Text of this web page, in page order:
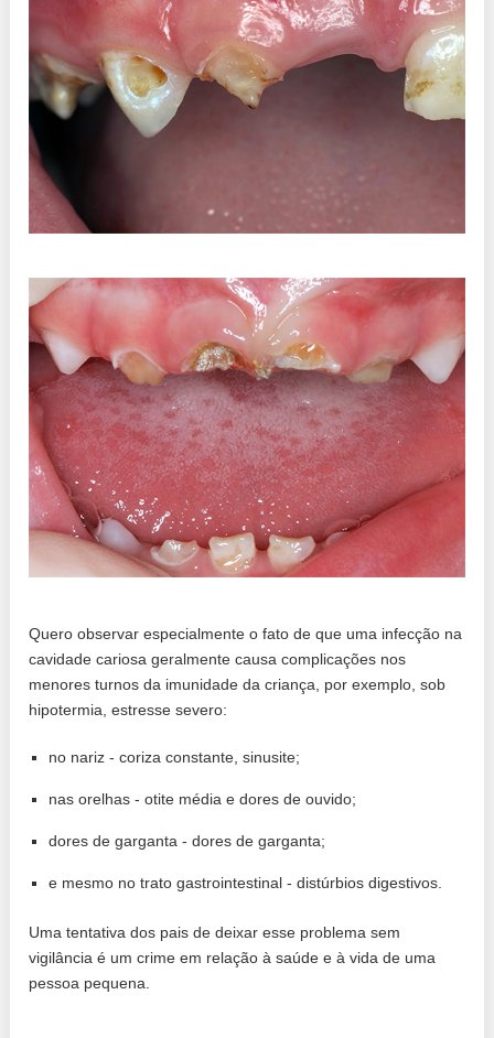
Quero observar especialmente o fato de que uma infecção na
cavidade cariosa geralmente causa complicações nos
menores turnos da imunidade da criança, por exemplo, sob
hipotermia, estresse severo:
no nariz - coriza constante, sinusite;
nas orelhas - otite média e dores de ouvido;
dores de garganta - dores de garganta;
e mesmo no trato gastrointestinal - distúrbios digestivos.
Uma tentativa dos pais de deixar esse problema sem
vigilância é um crime em relação à saúde e à vida de uma
pessoa pequena.